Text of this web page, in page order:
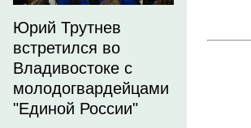
Юрий Трутнев
встретился во
Владивостоке с
молодогвардейцами
"Единой России"